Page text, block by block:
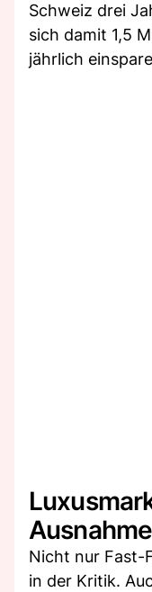
Schweiz drei
sich damit 1,5
jährlich
Ausnahme
Nicht nur Fast-
in der Kritik.